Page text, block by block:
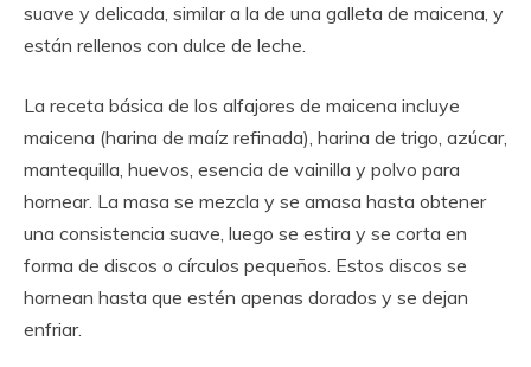
suave y delicada, similar a la de una galleta de maicena, y
están rellenos con dulce de leche.
La receta básica de los alfajores de maicena incluye
maicena (harina de maíz refinada), harina de trigo, azúcar,
mantequilla, huevos, esencia de vainilla y polvo para
hornear. La masa se mezcla y se amasa hasta obtener
una consistencia suave, luego se estira y se corta en
forma de discos o círculos pequeños. Estos discos se
hornean hasta que estén apenas dorados y se dejan
enfriar.